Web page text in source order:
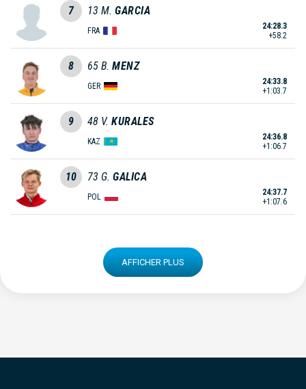
7 13 M. GARCIA
FRA
24:28.3
+58.2
8 65 B. MENZ
GER
24:33.8
+1:03.7
9 48 V. KURALES
KAZ
24:36.8
+1:06.7
10 73 G. GALICA
POL
24:37.7
+1:07.6
AFFICHER PLUS